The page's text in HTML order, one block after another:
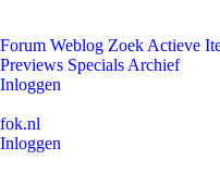
Forum Weblog Zoek Actieve
Previews Specials Archief
Inloggen
fok.nl
Inloggen